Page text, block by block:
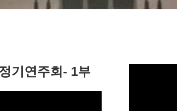
기연주회- 1부